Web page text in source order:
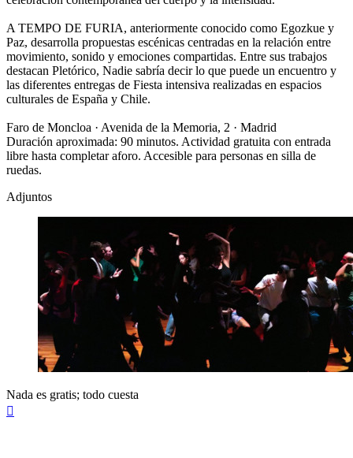
A TEMPO DE FURIA, anteriormente conocido como Egozkue y
Paz, desarrolla propuestas escénicas centradas en la relación entre
movimiento, sonido y emociones compartidas. Entre sus trabajos
destacan Pletórico, Nadie sabría decir lo que puede un encuentro y
las diferentes entregas de Fiesta intensiva realizadas en espacios
culturales de España y Chile.
Faro de Moncloa · Avenida de la Memoria, 2 · Madrid
Duración aproximada: 90 minutos. Actividad gratuita con entrada
libre hasta completar aforo. Accesible para personas en silla de
ruedas.
Adjuntos
Nada es gratis; todo cuesta